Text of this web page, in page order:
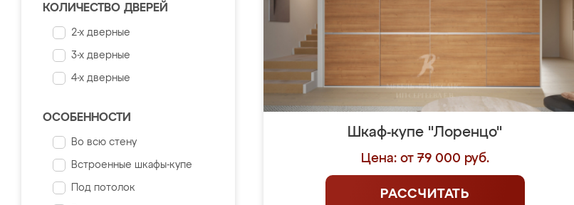
КОЛИЧЕСТВО ДВЕРЕЙ
2-х дверные
3-х дверные
4-х дверные
ОСОБЕННОСТИ
Во всю стену
Встроенные шкафы-купе
Под потолок
Шкаф-купе "Лоренцо"
Цена: от 79 000 руб.
РАССЧИТАТЬ